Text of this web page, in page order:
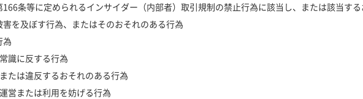
条等に定められるインサイダー（内部者）取引規制の禁止行為に該当し、または該当す
を及ぼす行為、またはそのおそれのある行為
為
識に反する行為
たは違反するおそれのある行為
営または利用を妨げる行為